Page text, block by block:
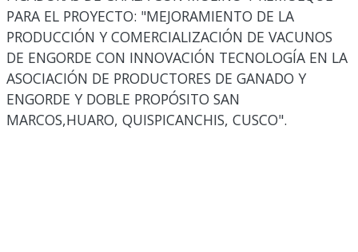
PARA EL PROYECTO: "MEJORAMIENTO DE LA
PRODUCCIÓN Y COMERCIALIZACIÓN DE VACUNOS
DE ENGORDE CON INNOVACIÓN TECNOLOGÍA EN LA
ASOCIACIÓN DE PRODUCTORES DE GANADO Y
ENGORDE Y DOBLE PROPÓSITO SAN
MARCOS,HUARO, QUISPICANCHIS, CUSCO".